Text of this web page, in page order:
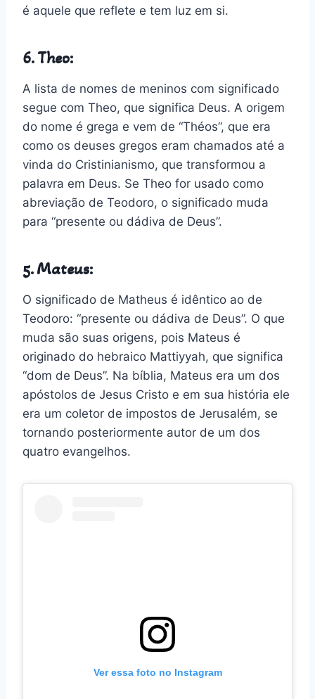
é aquele que reflete e tem luz em si.
6. Theo:
A lista de nomes de meninos com significado
segue com Theo, que significa Deus. A origem
do nome é grega e vem de “Théos”, que era
como os deuses gregos eram chamados até a
vinda do Cristinianismo, que transformou a
palavra em Deus. Se Theo for usado como
abreviação de Teodoro, o significado muda
para “presente ou dádiva de Deus”.
5. Mateus:
O significado de Matheus é idêntico ao de
Teodoro: “presente ou dádiva de Deus”. O que
muda são suas origens, pois Mateus é
originado do hebraico Mattiyyah, que significa
“dom de Deus”. Na bíblia, Mateus era um dos
apóstolos de Jesus Cristo e em sua história ele
era um coletor de impostos de Jerusalém, se
tornando posteriormente autor de um dos
quatro evangelhos.
Ver essa foto no Instagram